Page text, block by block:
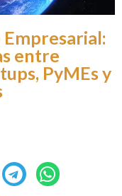
entre
PyMEs y